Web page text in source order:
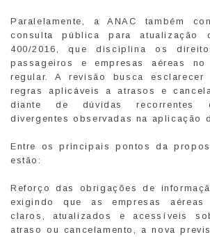
Paralelamente, a ANAC também
consulta pública para atualização
400/2016, que disciplina os
passageiros e empresas aéreas no
regular. A revisão busca esclarecer
regras aplicáveis a atrasos e
diante de dúvidas recorrentes
divergentes observadas na aplicação
Entre os principais pontos da
estão:
Reforço das obrigações de
exigindo que as empresas aéreas
claros, atualizados e acessíveis
atraso ou cancelamento, a nova